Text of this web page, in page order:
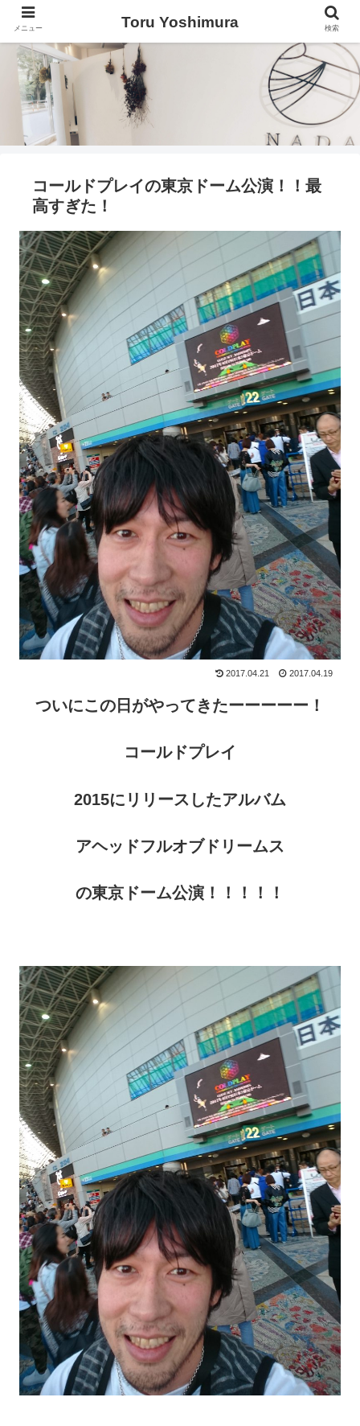
コールドプレイの東京ドーム公演！！最
高すぎた！
2017.04.21 2017.04.19
ついにこの日がやってきたーーーーー！
コールドプレイ
2015にリリースしたアルバム
アヘッドフルオブドリームス
の東京ドーム公演！！！！！
メニュー Toru Yoshimura 検索